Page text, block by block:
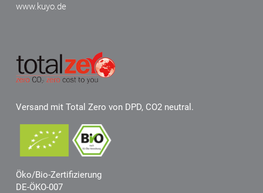
www.kuyo.de
Versand mit Total Zero von DPD, CO2 neutral.
Öko/Bio-Zertifizierung
DE-ÖKO-007